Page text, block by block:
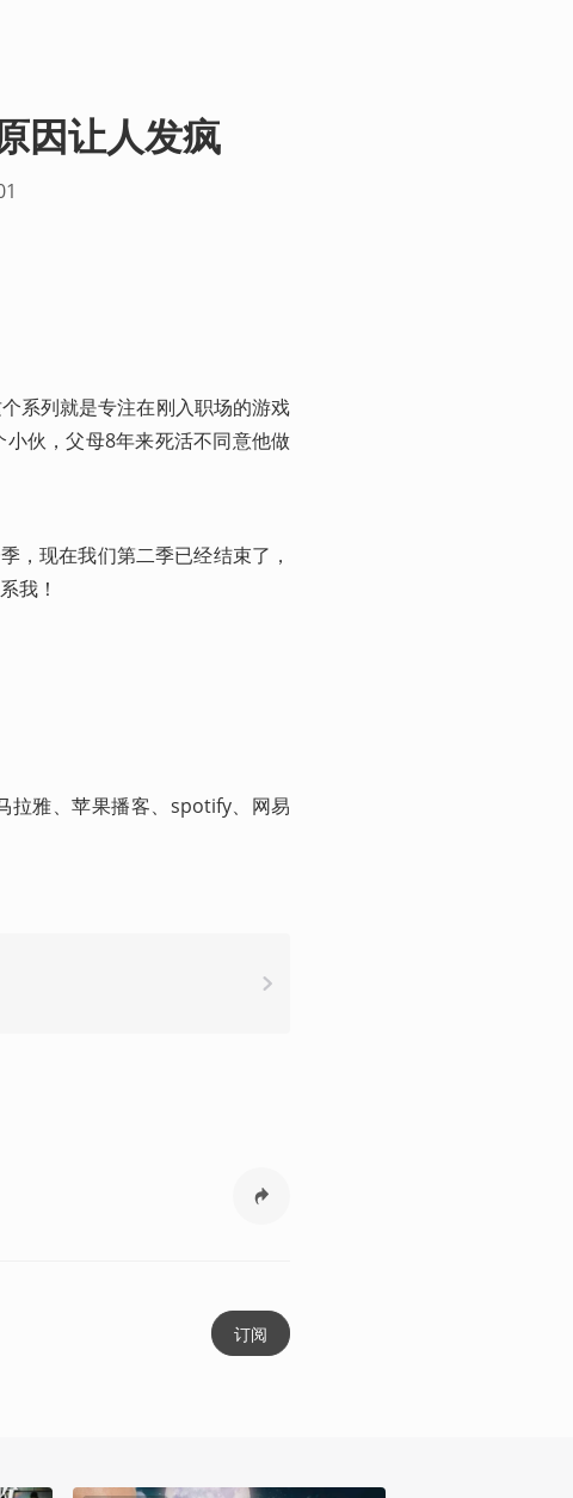
因让人发疯
系列就是专注在刚入职场的游戏
伙，父母8年来死活不同意他做
，现在我们第二季已经结束了，
我！
拉雅、苹果播客、spotify、网易
订阅